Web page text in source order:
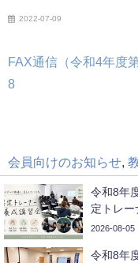
2022-07-09
FAX通信（令和4年度
8
会員向けのお知らせ
令和8年
定トレー
2026-08-05
令和8年